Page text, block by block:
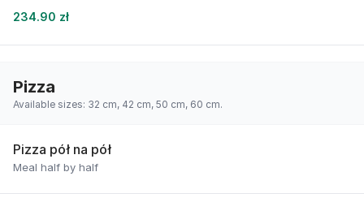
234.90 zł
Pizza
Available sizes: 32 cm, 42 cm, 50 cm, 60 cm.
Pizza pół na pół
Meal half by half